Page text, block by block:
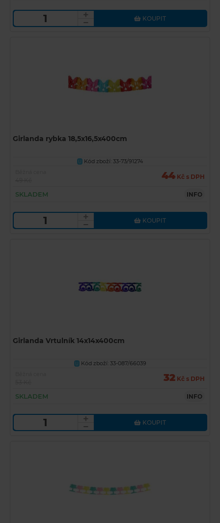
KOUPIT
Girlanda rybka 18,5x16,5x400cm
U
Kód zboží: 33-73/91274
44 Kč s DPH
SKLADEM INFO
KOUPIT
Girlanda Vrtulník 14x14x400cm
U Kód zboží: 33-087/66039
32 Kč s DPH
SKLADEM INFO
KOUPIT